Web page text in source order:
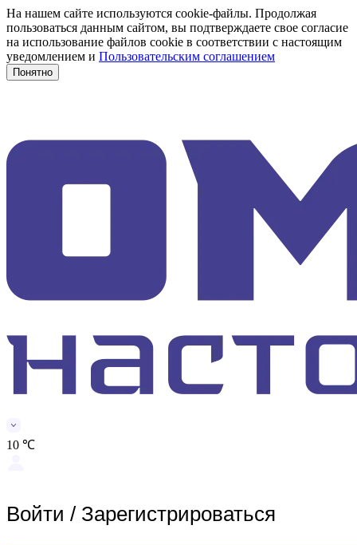
На нашем сайте используются cookie-файлы. Продолжая
пользоваться данным сайтом, вы подтверждаете свое согласие
на использование файлов cookie в соответствии с настоящим
уведомлением и Пользовательским соглашением
Понятно
10 ℃
Войти / Зарегистрироваться